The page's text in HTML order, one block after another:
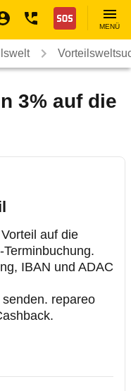
Nothilfe
MENÜ
3% auf die
auf die
IBAN und ADAC
repareo